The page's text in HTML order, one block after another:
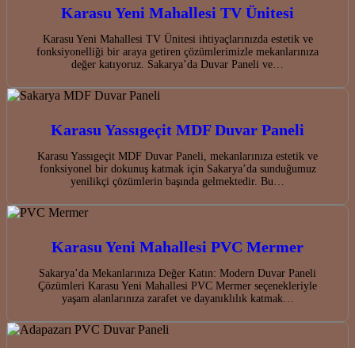
Karasu Yeni Mahallesi TV Ünitesi
Karasu Yeni Mahallesi TV Ünitesi ihtiyaçlarınızda estetik ve
fonksiyonelliği bir araya getiren çözümlerimizle mekanlarınıza
değer katıyoruz. Sakarya’da Duvar Paneli ve…
Karasu Yassıgeçit MDF Duvar Paneli
Karasu Yassıgeçit MDF Duvar Paneli, mekanlarınıza estetik ve
fonksiyonel bir dokunuş katmak için Sakarya’da sunduğumuz
yenilikçi çözümlerin başında gelmektedir. Bu…
Karasu Yeni Mahallesi PVC Mermer
Sakarya’da Mekanlarınıza Değer Katın: Modern Duvar Paneli
Çözümleri Karasu Yeni Mahallesi PVC Mermer seçenekleriyle
yaşam alanlarınıza zarafet ve dayanıklılık katmak…